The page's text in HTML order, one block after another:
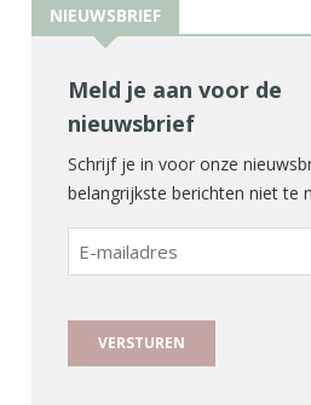
NIEUWSBRIEF
Meld je aan voor de
nieuwsbrief
Schrijf je in voor onze
belangrijkste berichten niet te
E-
mailadres